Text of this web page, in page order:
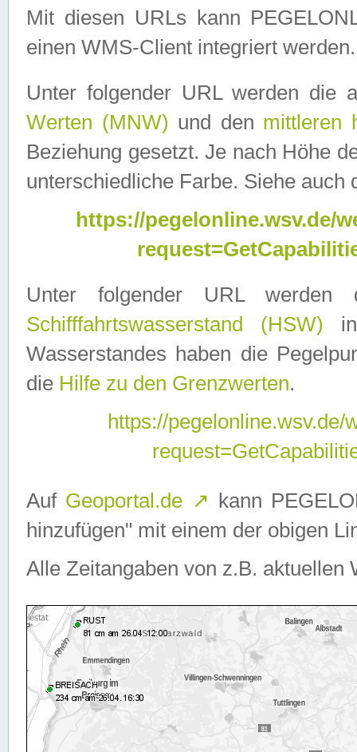
Mit diesen URLs kann
einen WMS-Client integriert werden.
Unter folgender URL werden die
Werten (MNW) und den mittleren
Beziehung gesetzt. Je nach Höhe
unterschiedliche Farbe. Siehe auch
https://pegelonline.wsv.de/
Unter folgender URL
Schifffahrtswasserstand (HSW)
Wasserstandes haben die
die Hilfe zu den Grenzwerten.
https://
Auf Geoportal.de ↗ kann
hinzufügen" mit einem der obigen
Alle Zeitangaben von z.B. aktuellen